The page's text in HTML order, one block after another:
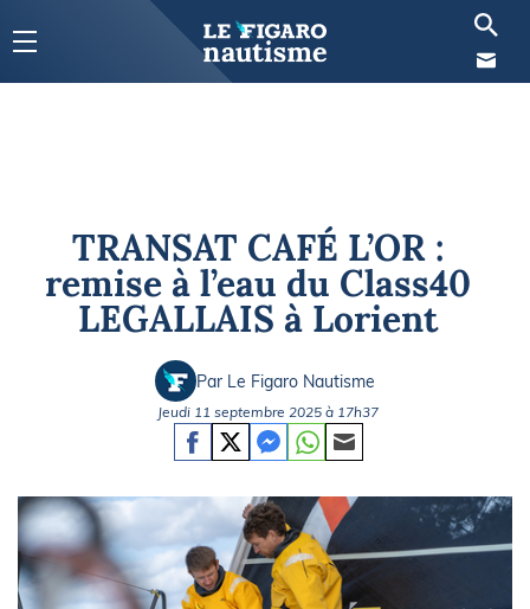
TRANSAT CAFÉ L’OR :
remise à l’eau du Class40
LEGALLAIS à Lorient
Par Le Figaro Nautisme
Jeudi 11 septembre 2025 à 17h37